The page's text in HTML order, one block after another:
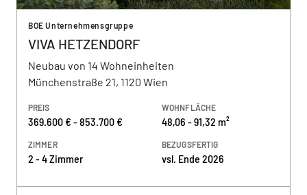
BOE Unternehmensgruppe
VIVA HETZENDORF
Neubau von 14 Wohneinheiten
Münchenstraße 21, 1120 Wien
PREIS
369.600 € - 853.700 €
WOHNFLÄCHE
48,06 - 91,32 m²
ZIMMER
2 - 4 Zimmer
BEZUGSFERTIG
vsl. Ende 2026